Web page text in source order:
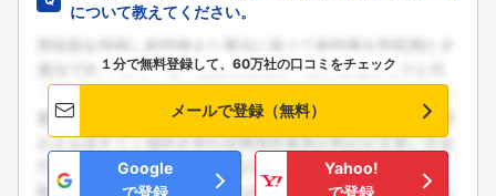
について教えてください。
１分で無料登録して、60万社の口コミをチェック
メールで登録（無料）
Google
で登録
Yahoo!
で登録